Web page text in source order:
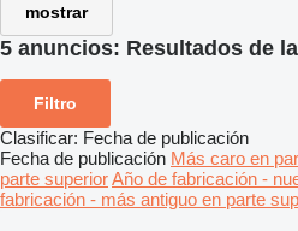
mostrar
5 anuncios: Resultados de
Filtro
Clasificar: Fecha de publicación
Fecha de publicación Más caro en
parte superiorAño de fabricación -
fabricación - más antiguo en parte